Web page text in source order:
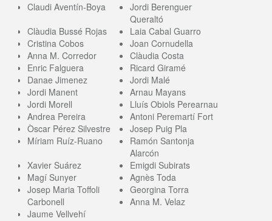
Claudi Aventín-Boya
Jordi Berenguer
Queraltó
Clàudia Bussé Rojas
Laia Cabal Guarro
Cristina Cobos
Joan Cornudella
Anna M. Corredor
Clàudia Costa
Enric Falguera
Ricard Giramé
Danae Jimenez
Jordi Malé
Jordi Manent
Arnau Mayans
Jordi Morell
Lluís Obiols Perearnau
Andrea Pereira
Antoni Peremartí Fort
Òscar Pérez Silvestre
Josep Puig Pla
Míriam Ruíz-Ruano
Ramón Santonja
Alarcón
Xavier Suárez
Emigdi Subirats
Magí Sunyer
Agnès Toda
Josep Maria Toffoli
Carbonell
Georgina Torra
Anna M. Velaz
Jaume Vellvehí